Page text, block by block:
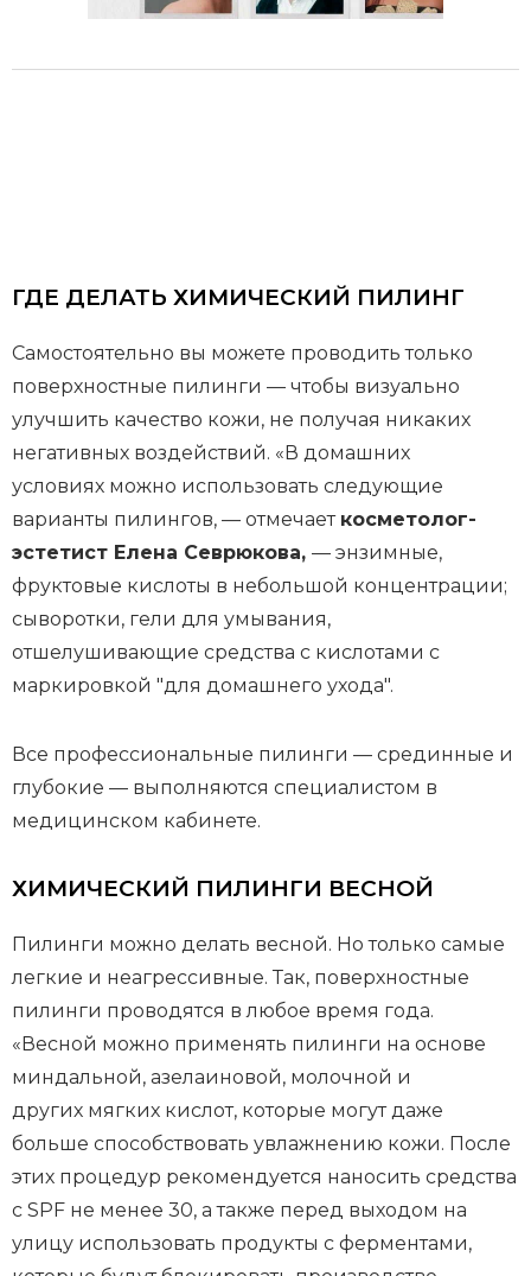
ГДЕ ДЕЛАТЬ ХИМИЧЕСКИЙ ПИЛИНГ
Самостоятельно вы можете проводить только
поверхностные пилинги — чтобы визуально
улучшить качество кожи, не получая никаких
негативных воздействий. «В домашних
условиях можно использовать следующие
варианты пилингов, — отмечает косметолог-
эстетист Елена Севрюкова, — энзимные,
фруктовые кислоты в небольшой концентрации;
сыворотки, гели для умывания,
отшелушивающие средства с кислотами с
маркировкой "для домашнего ухода".
Все профессиональные пилинги — срединные и
глубокие — выполняются специалистом в
медицинском кабинете.
ХИМИЧЕСКИЙ ПИЛИНГИ ВЕСНОЙ
Пилинги можно делать весной. Но только самые
легкие и неагрессивные. Так, поверхностные
пилинги проводятся в любое время года.
«Весной можно применять пилинги на основе
миндальной, азелаиновой, молочной и
других мягких кислот, которые могут даже
больше способствовать увлажнению кожи. После
этих процедур рекомендуется наносить средства
с SPF не менее 30, а также перед выходом на
улицу использовать продукты с ферментами,